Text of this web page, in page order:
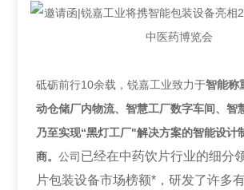
砥砺前行10余载，锐嘉工业致力于智能称
动仓储厂内物流、智慧工厂数字车间、智
乃至实现“黑灯工厂"解决方案的智能设计
商。 公司 已经在中药饮片行业的细分
片包装设备市场榜额*，研发了许多